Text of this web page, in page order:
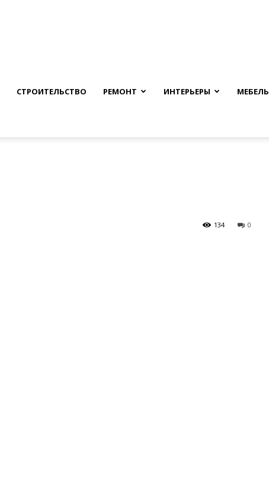
СТРОИТЕЛЬСТВО РЕМОНТ ИНТЕРЬЕРЫ МЕБЕЛЬ
0
134